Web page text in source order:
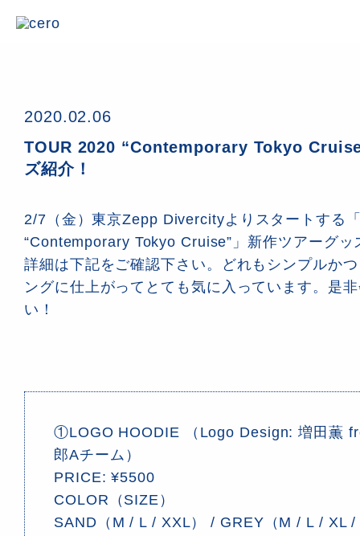
2020.02.06
TOUR 2020 “Contemporary Tokyo
ズ紹介！
2/7（金）東京Zepp Divercityよりスタートする
“Contemporary Tokyo Cruise”」新作ツアーグッ
詳細は下記をご確認下さい。どれもシンプルか
ングに仕上がってとても気に入っています。是
い！
①LOGO HOODIE （Logo Design: 増田薫
郎Aチーム）
PRICE: ¥5500
COLOR（SIZE）
SAND（M / L / XXL） / GREY（M / L / XL /